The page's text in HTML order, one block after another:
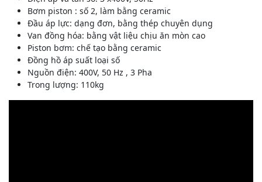
Bơm piston : số 2, làm bằng ceramic
Đầu áp lực: dạng đơn, bằng thép chuyên dụng
Van đồng hóa: bằng vật liệu chịu ăn mòn cao
Piston bơm: chế tạo bằng ceramic
Đồng hồ áp suất loại số
Nguồn điện: 400V, 50 Hz , 3 Pha
Trong lượng: 110kg